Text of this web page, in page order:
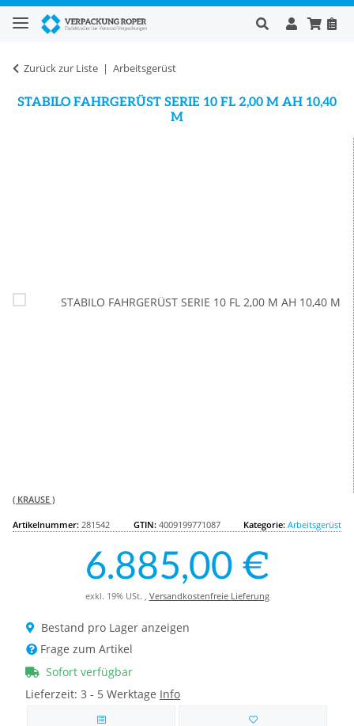
Zurück zur Liste Arbeitsgerüst
STABILO FAHRGERÜST SERIE 10 FL 2,00 M AH 10,40
M
( KRAUSE )
Artikelnummer: 281542 GTIN: 4009199771087 Kategorie: Arbeitsgerüst
6.885,00 €
exkl. 19% USt. , Versandkostenfreie Lieferung
Bestand pro Lager anzeigen
Frage zum Artikel
Sofort verfügbar
Lieferzeit: 3 - 5 Werktage Info